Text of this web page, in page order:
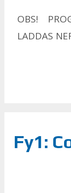
OBS!
LAD­DAS
Fy1: